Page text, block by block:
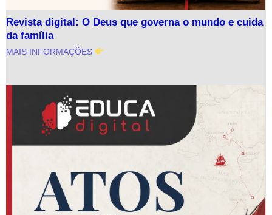
Revista digital: O Deus que governa o mundo e cuida
da família
MAIS INFORMAÇÕES